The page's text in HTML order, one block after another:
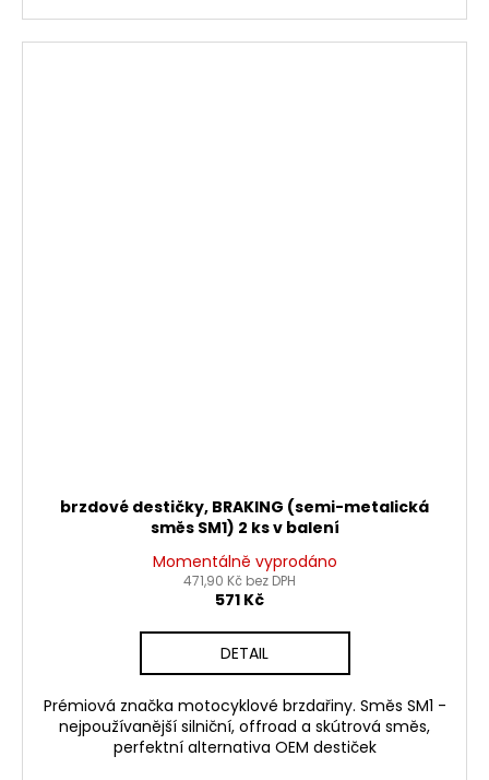
brzdové destičky, BRAKING (semi-metalická
směs SM1) 2 ks v balení
Momentálně vyprodáno
471,90 Kč bez DPH
571 Kč
DETAIL
Prémiová značka motocyklové brzdařiny. Směs SM1 -
nejpoužívanější silniční, offroad a skútrová směs,
perfektní alternativa OEM destiček